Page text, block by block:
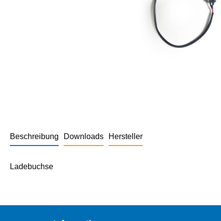
Beschreibung Downloads Hersteller
Ladebuchse